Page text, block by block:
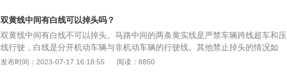
灯)，都属于违章行为。虽然在黄色网格线区域车辆不能停车，但在黄色网格线区
域确是可以调头的。黄色网格线只要未设路中隔离护栏，就等同于“允许调头”。
路口有掉头信号灯：这个很好理解，如果有掉头信号灯，那就要看信号灯了，绿
过“禁止掉头”不等同“禁止左转”。路口掉头时要注意：观察路面标线，如果是实线
况：路口有调头指示标志可掉头：路口有明确的调头指示标志则可以进行调头;有
调头信号灯的，需要按照信号灯的指示进行调头。如果没有信号灯的话，需根据
具体情况，在不妨碍其它通行车辆或者行人的情况下进行掉头。路口没有明确禁
止调头、左转标志的可调头：如果没有明确标明禁止调头的地点则可以调头。这
里的“没有明确表明禁止调头”指只要路口没有“禁止调头标志”、“禁止左转标志”、
双黄线中间有白线可以掉头吗？
双黄线中间有白线不可以掉头。马路中间的两条黄实线是严禁车辆跨线超车和压
线行驶，白线是分开机动车辆与非机动车辆的行驶线。其他禁止掉头的情况如
下：有“禁止掉头”标志或“禁止左转”标志禁止掉头：只要有禁止掉头的指示牌，那
发布时间：2023-07-17 16:18:55 阅读：8850